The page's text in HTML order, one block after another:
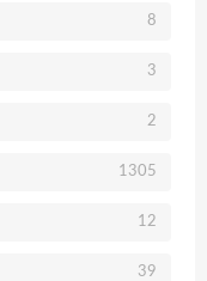
8
3
2
1305
12
39